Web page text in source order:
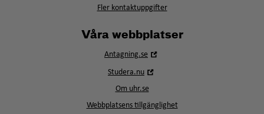
Fler kontaktuppgifter
Våra webbplatser
Antagning.se
Studera.nu
fönster
Om uhr.se
Webbplatsens tillgänglighet